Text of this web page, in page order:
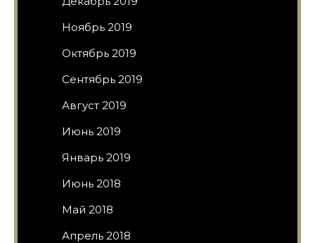
Ноябрь 2019
Октябрь 2019
Сентябрь 2019
Август 2019
Июнь 2019
Январь 2019
Июнь 2018
Май 2018
Апрель 2018